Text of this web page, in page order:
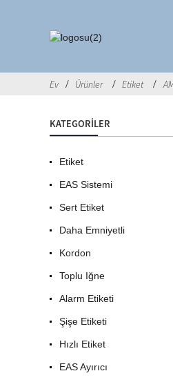
Ev Ürünler Etiket
KATEGORILER
Etiket
EAS Sistemi
Sert Etiket
Daha Emniyetli
Kordon
Toplu Iğne
Alarm Etiketi
Şişe Etiketi
Hızlı Etiket
EAS Ayırıcı